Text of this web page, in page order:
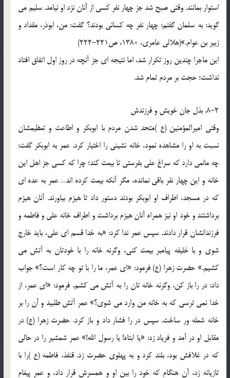
استوار بمانند. وقتی صبح شد جز چهار نفر کسی از آنان نزد او نیامد. سلیم می
گوید: به سلمان گفتم: چهار نفر چه کسانی بودند؟ گفت: من، ابوذر، مقداد و
زبیر بن عوام.»(هلالی عامری، 1380، ص221-222)
این ماجرا چندین روز تکرار شد، اما نتیجه ای جز آنچه در روز اول اتفاق افتاد
نداشت؛ حجت بر مردم تمام شد.
8-2. بذل جان خویش و فرزندش
وقتی امیرالمؤمنین (ع )متحد شدن مردم با ابوبکر و اطاعت و تعظیمشان
نسبت به او را مشاهده نمود، خانه نشینی را اختیار کرد. عمر به ابوبکر گفت:
چه مانعی دارد که سراغ علی بفرستی تا بیعت کند؛ چرا که کسی جز اهل این
خانه و این چهار نفر باقی نمانده، مگر آنکه بیعت کرده اند… عمر به عده ای
که در مسجد، اطراف او ابوبکر بودند دستور داد تا هیزم بیاورند. آنان هیزم
برداشتند و خود او نیز همراه آنان هیزم برداشت و اطراف خانه علی و فاطمه و
فرزندانشان قرار دادند. سپس عمر ندا کرد: «به خدا قسم ای علی، باید خارج
شوی و با خلیفه پیامبر بیعت کنی، وگرنه خانه را با خودتان به آتش می
کشیم.» حضرت زهرا (ع) فرمود: «ای عمر، ما را با تو چه کار است؟» جواب
داد: در را باز کن، وگرنه خانه تان را به آتش می کشم. فرمود: «ای عمر، از
خدا نمی ترسی که به خانه من وارد می شوی؟» عمر آتش طلبید و آن را بر
خانه شعله ور ساخت. سپس در را فشار داد و باز کرد. حضرت زهرا (ع) در
مقابل او در آمد و فریاد زد: «یا ابتاه! یا رسول الله!» عمر شمشیر را در حالی
که در غلافش بود، بلند کرد و به پهلوی حضرت زد. قنفذ، فاطمه (ع )را با
تازیانه زد، آن هنگام که خود را بین او و همسرش قرار داد، و عمر پیغام